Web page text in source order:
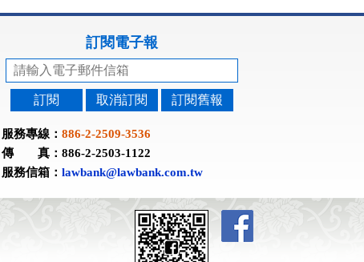
訂閱電子報
訂閱 取消訂閱 訂閱舊報
服務專線： 886-2-2509-3536
傳 真：886-2-2503-1122
服務信箱： lawbank@lawbank.com.tw